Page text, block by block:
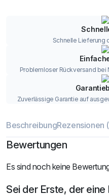
Schnelle Lieferung
Problemloser Rückversand
Zuverlässige Garantie auf
BeschreibungRezensionen
Bewertungen
Es sind noch keine
Sei der Erste, der